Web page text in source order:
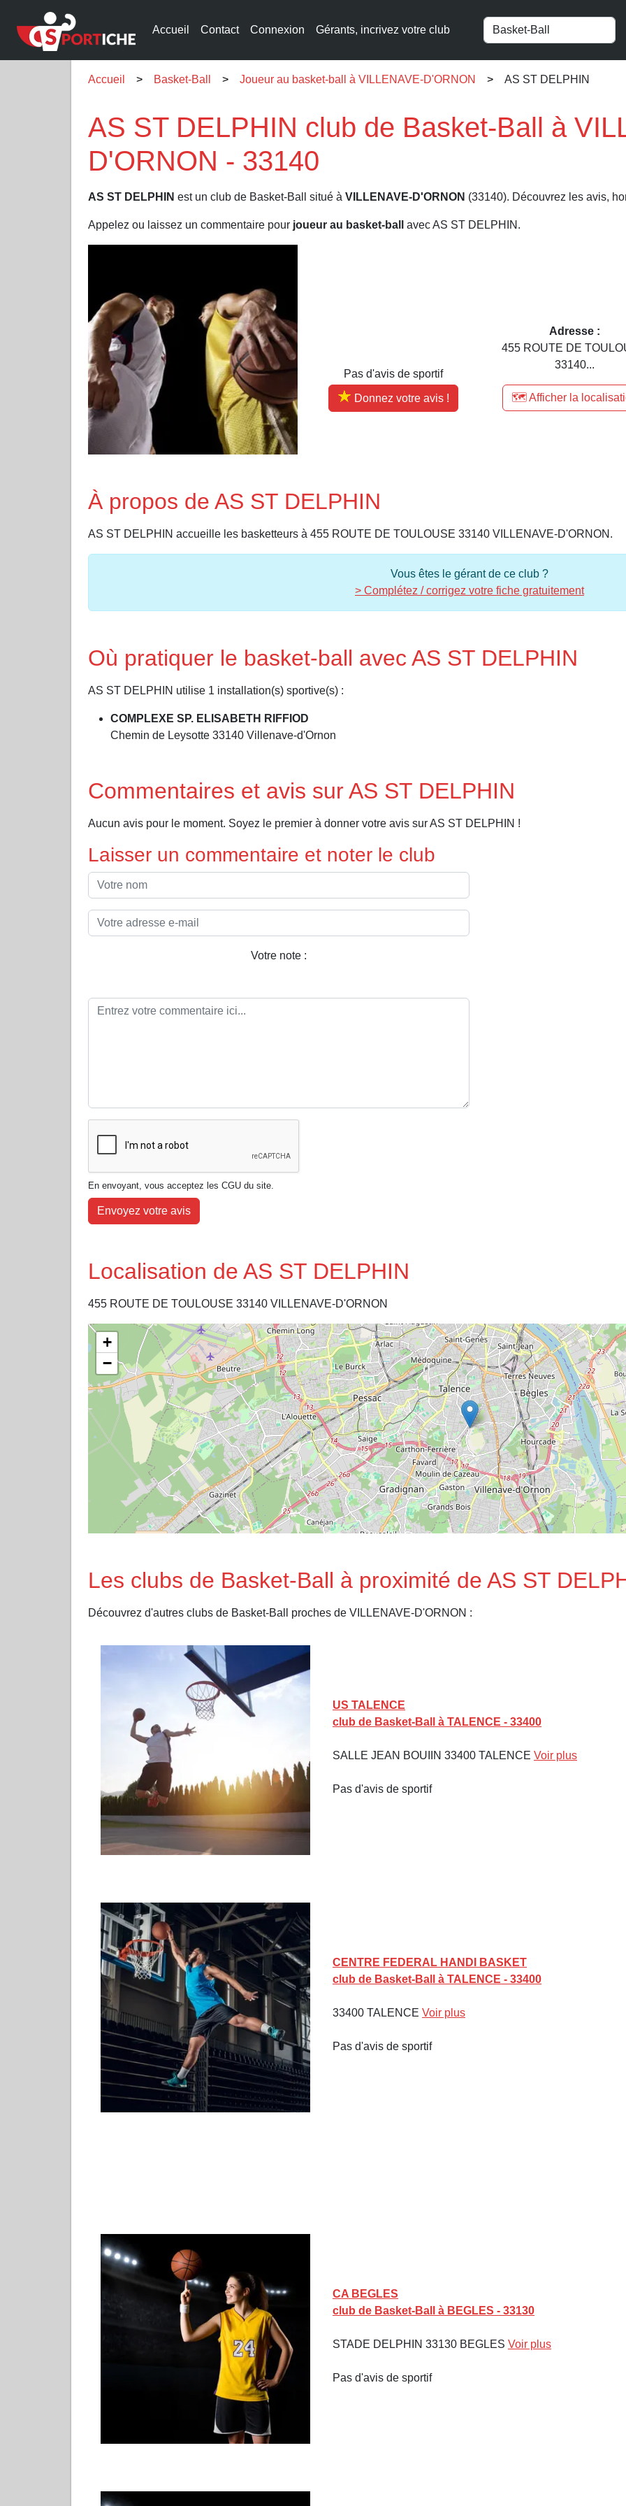
Accueil Contact Connexion Gérants, incrivez votre club
Accueil Basket-Ball Joueur au basket-ball à VILLENAVE-D'ORNON AS ST DELPHIN
AS ST DELPHIN club de Basket-Ball à
D'ORNON - 33140
AS ST DELPHIN est un club de Basket-Ball situé à VILLENAVE-D'ORNON (33140). Découvrez les avis,
Appelez ou laissez un commentaire pour joueur au basket-ball avec AS ST DELPHIN.
Pas d'avis de sportif
Donnez votre avis !
Adresse :
455 ROUTE DE
33140...
🗺️ Afficher la
À propos de AS ST DELPHIN
AS ST DELPHIN accueille les basketteurs à 455 ROUTE DE TOULOUSE 33140 VILLENAVE-D'ORNON.
Vous êtes le gérant de ce club ?
> Complétez / corrigez votre fiche gratuitement
Où pratiquer le basket-ball avec AS ST DELPHIN
AS ST DELPHIN utilise 1 installation(s) sportive(s) :
COMPLEXE SP. ELISABETH RIFFIOD
Chemin de Leysotte 33140 Villenave-d'Ornon
Commentaires et avis sur AS ST DELPHIN
Aucun avis pour le moment. Soyez le premier à donner votre avis sur AS ST DELPHIN !
Laisser un commentaire et noter le club
Votre note :
En envoyant, vous acceptez les CGU du site.
Envoyez votre avis
Localisation de AS ST DELPHIN
455 ROUTE DE TOULOUSE 33140 VILLENAVE-D'ORNON
+
−
Les clubs de Basket-Ball à proximité de AS ST
Découvrez d'autres clubs de Basket-Ball proches de VILLENAVE-D'ORNON :
US TALENCE
club de Basket-Ball à TALENCE - 33400
SALLE JEAN BOUIIN 33400 TALENCE Voir plus
Pas d'avis de sportif
CENTRE FEDERAL HANDI BASKET
club de Basket-Ball à TALENCE - 33400
33400 TALENCE Voir plus
Pas d'avis de sportif
CA BEGLES
club de Basket-Ball à BEGLES - 33130
STADE DELPHIN 33130 BEGLES Voir plus
Pas d'avis de sportif